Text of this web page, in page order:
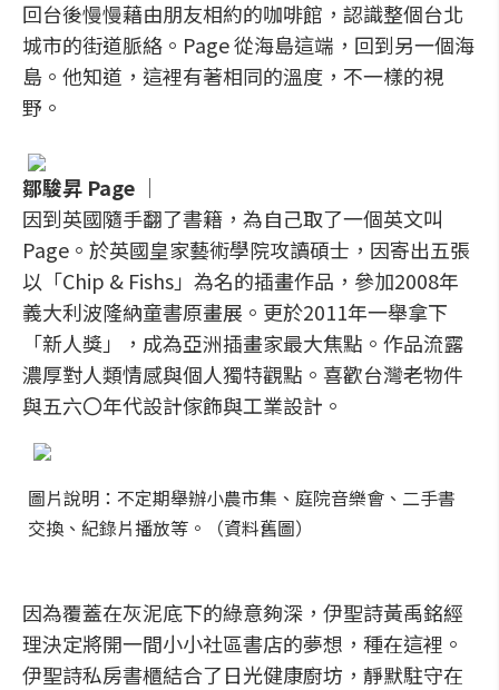
回台後慢慢藉由朋友相約的咖啡館，認識整個台北
城市的街道脈絡。Page 從海島這端，回到另一個海
島。他知道，這裡有著相同的溫度，不一樣的視
野。
鄒駿昇 Page │
因到英國隨手翻了書籍，為自己取了一個英文叫
Page。於英國皇家藝術學院攻讀碩士，因寄出五張
以「Chip & Fishs」為名的插畫作品，參加2008年
義大利波隆納童書原畫展。更於2011年一舉拿下
「新人獎」，成為亞洲插畫家最大焦點。作品流露
濃厚對人類情感與個人獨特觀點。喜歡台灣老物件
與五六〇年代設計傢飾與工業設計。
圖片說明：不定期舉辦小農市集、庭院音樂會、二手書
交換、紀錄片播放等。（資料舊圖）
因為覆蓋在灰泥底下的綠意夠深，伊聖詩黃禹銘經
理決定將開一間小小社區書店的夢想，種在這裡。
伊聖詩私房書櫃結合了日光健康廚坊，靜默駐守在